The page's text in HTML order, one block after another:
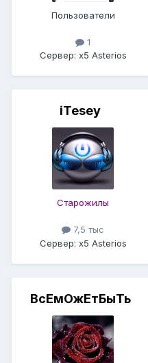
Пользователи
1
Сервер: x5 Asterios
iTesey
Старожилы
7,5 тыс
Сервер: x5 Asterios
ВсЕмОжЕтБыТь